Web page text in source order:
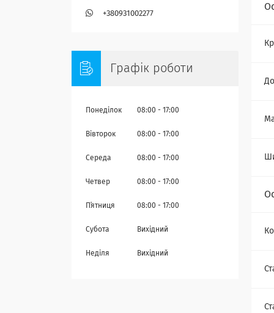
+380931002277
Графік роботи
Понеділок 08:00 17:00
Вівторок 08:00 17:00
Середа 08:00 17:00
Четвер 08:00 17:00
Пʼятниця 08:00 17:00
Субота Вихідний
Неділя Вихідний